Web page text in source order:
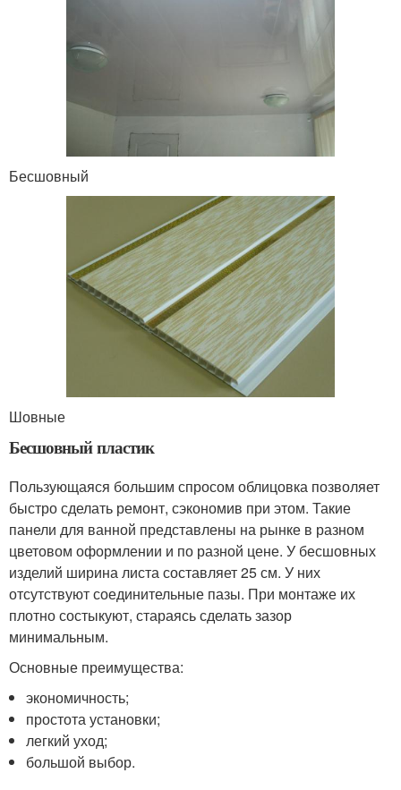
Бесшовный
Шовные
Бесшовный пластик
Пользующаяся большим спросом облицовка позволяет
быстро сделать ремонт, сэкономив при этом. Такие
панели для ванной представлены на рынке в разном
цветовом оформлении и по разной цене. У бесшовных
изделий ширина листа составляет 25 см. У них
отсутствуют соединительные пазы. При монтаже их
плотно состыкуют, стараясь сделать зазор
минимальным.
Основные преимущества:
экономичность;
простота установки;
легкий уход;
большой выбор.